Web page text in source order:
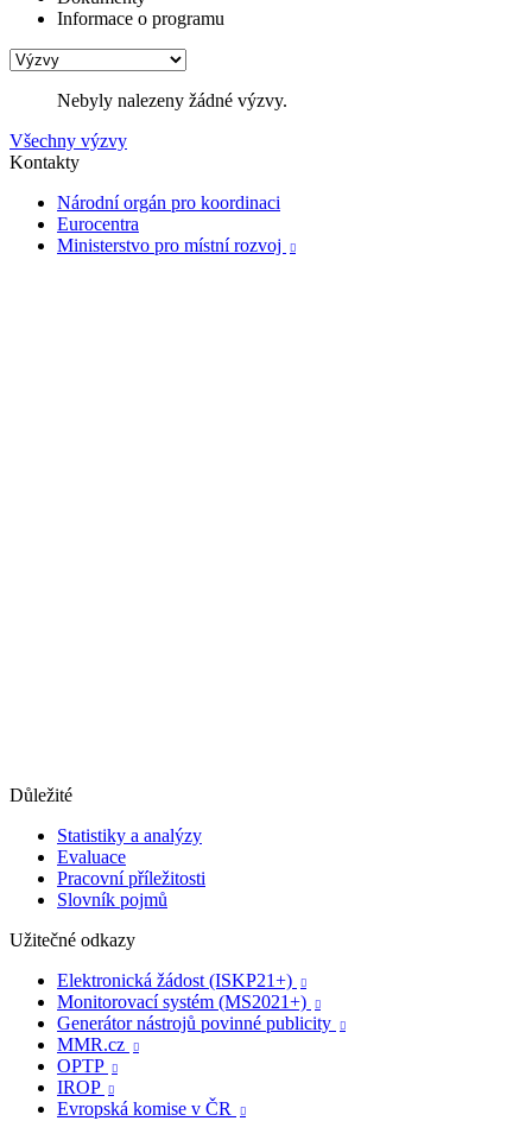
Informace o programu
Nebyly nalezeny žádné výzvy.
Všechny výzvy
Kontakty
Národní orgán pro koordinaci
Eurocentra
Ministerstvo pro místní rozvoj

Důležité
Statistiky a analýzy
Evaluace
Pracovní příležitosti
Slovník pojmů
Užitečné odkazy
Elektronická žádost (ISKP21+)

Monitorovací systém (MS2021+) 
Generátor nástrojů povinné publicity 
MMR.cz 
OPTP 
IROP 
Evropská komise v ČR 